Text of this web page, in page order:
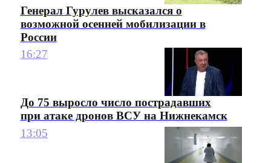
Генерал Гурулев высказался о
возможной осенней мобилизации в
России
16:27
До 75 выросло число пострадавших
при атаке дронов ВСУ на Нижнекамск
13:05